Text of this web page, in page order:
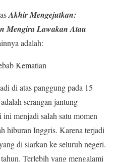
Akhir Mengejutkan:
Mengira Lawakan Atau
adalah:
Kematian
di atas panggung pada 15
serangan jantung
menjadi salah satu momen
hiburan Inggris. Karena terjadi
di siarkan ke seluruh negeri.
Terlebih yang mengalami